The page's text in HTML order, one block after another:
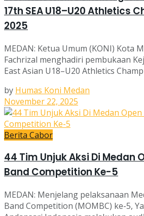
17th SEA U18–U20 Athletics
2025
MEDAN: Ketua Umum (KONI) Kota
Fachrizal menghadiri pembukaan
East Asian U18–U20 Athletics
by Humas Koni Medan
November 22, 2025
Berita Cabor
44 Tim Unjuk Aksi Di Medan
Band Competition Ke-5
MEDAN: Menjelang pelaksanaan
Band Competition (MOMBC) ke-5,